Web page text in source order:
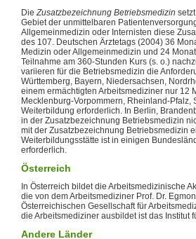
DieZusatzbezeichnung Betriebsmedizin
Gebiet der unmittelbaren
Allgemeinmedizin oder Internisten diese
des 107. Deutschen Ärztetags (2004) 36
Medizin oder Allgemeinmedizin und 24
Teilnahme am 360-Stunden Kurs (s. o.)
variieren für die Betriebsmedizin die
Württemberg, Bayern, Niedersachsen,
einem ermächtigten Arbeitsmediziner nur 12
Mecklenburg-Vorpommern, Rheinland-
Weiterbildung erforderlich. In Berlin,
in der Zusatzbezeichnung Betriebsmedizin
mit der Zusatzbezeichnung Betriebsmedizin
Weiterbildungsstätte ist in einigen
erforderlich.
Österreich
In Österreich bildet die Arbeitsmedizinische
die von dem Arbeitsmediziner Prof. Dr.
Österreichischen Gesellschaft für
die Arbeitsmediziner ausbildet ist das Institut
Andere Länder